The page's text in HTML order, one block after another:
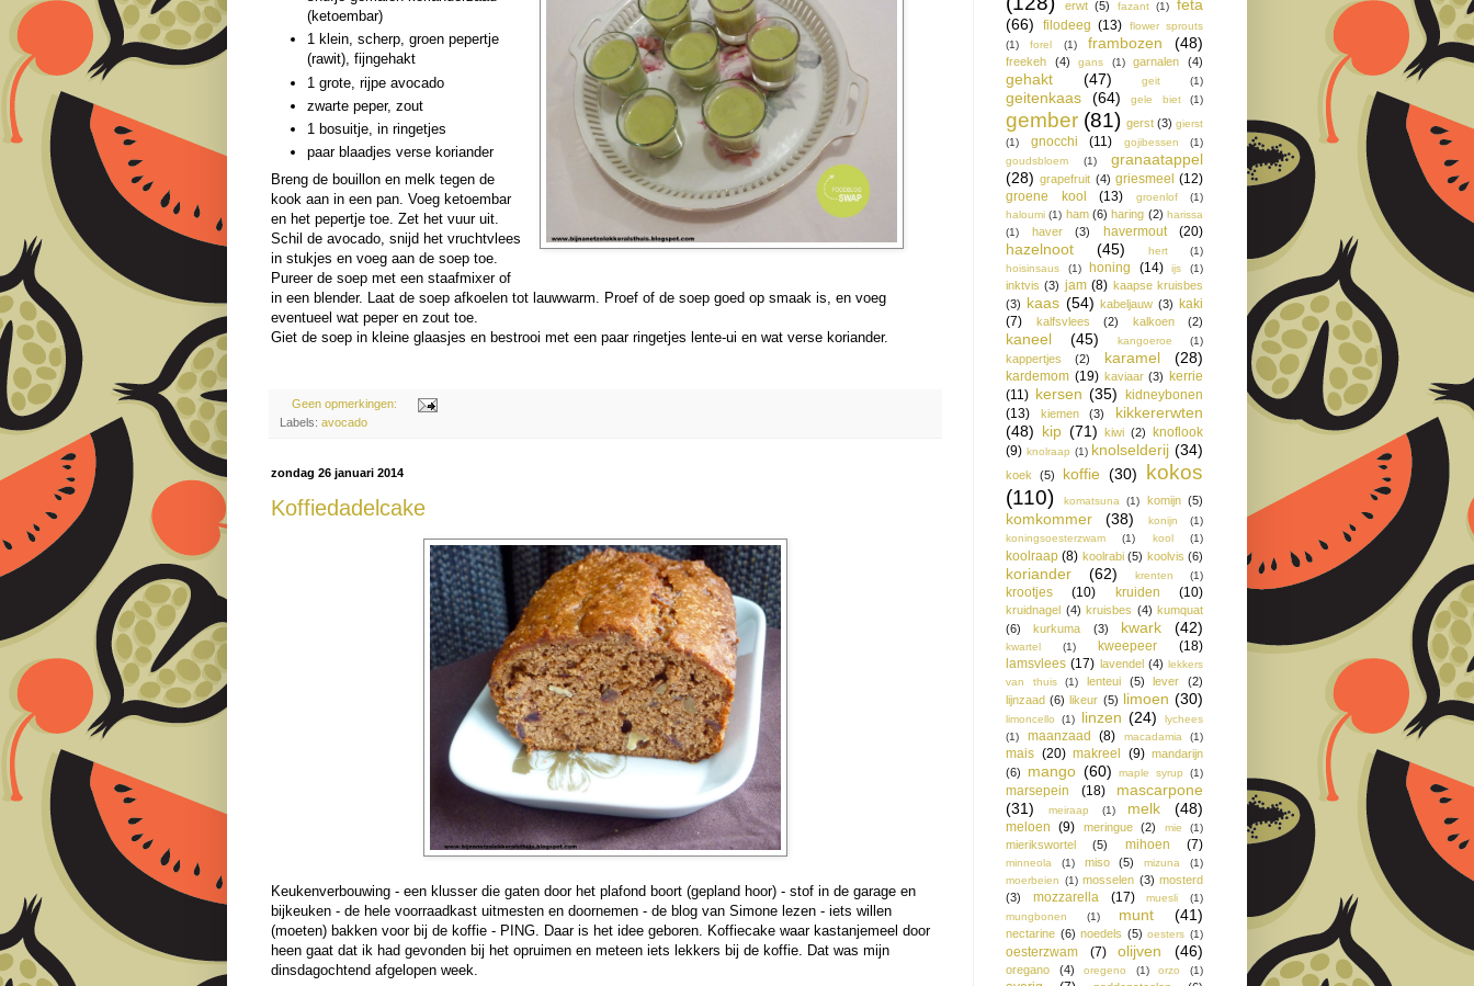
(ketoembar)
1 klein, scherp, groen pepertje
(rawit), fijngehakt
1 grote, rijpe avocado
zwarte peper, zout
1 bosuitje, in ringetjes
paar blaadjes verse koriander
Breng de bouillon en melk tegen de
kook aan in een pan. Voeg ketoembar
en het pepertje toe. Zet het vuur uit.
Schil de avocado, snijd het vruchtvlees
in stukjes en voeg aan de soep toe.
Pureer de soep met een staafmixer of
in een blender. Laat de soep afkoelen tot lauwwarm. Proef of de soep goed op smaak is, en voeg
eventueel wat peper en zout toe.
Giet de soep in kleine glaasjes en bestrooi met een paar ringetjes lente-ui en wat verse koriander.
Geen opmerkingen:
Labels: avocado
zondag 26 januari 2014
Koffiedadelcake
Keukenverbouwing - een klusser die gaten door het plafond boort (gepland hoor) - stof in de garage en
bijkeuken - de hele voorraadkast uitmesten en doornemen - de blog van Simone lezen - iets willen
(moeten) bakken voor bij de koffie - PING. Daar is het idee geboren. Koffiecake waar kastanjemeel door
heen gaat dat ik had gevonden bij het opruimen en meteen iets lekkers bij de koffie. Dat was mijn
dinsdagochtend afgelopen week.
erwt (5) fazant (1)
feta
(66)
filodeeg (13)
flower sprouts
(1)
forel (1) frambozen (48)
freekeh (4) gans (1) garnalen (4)
gehakt (47) geit (1)
geitenkaas (64) gele biet (1)
gember (81) gerst (3) gierst
(1)
gnocchi (11) gojibessen
(1)
goudsbloem
(1)
granaatappel
(28) grapefruit (4) griesmeel (12)
groene kool
(13) groenlof
(1)
haloumi (1) ham (6) haring (2) harissa
(1)
haver (3) havermout (20)
hazelnoot (45) hert
(1)
hoisinsaus
(1) honing (14) ijs (1)
inktvis (3) jam (8) kaapse kruisbes
(3) kaas (54) kabeljauw (3) kaki
(7)
kalfsvlees (2) kalkoen (2)
kaneel (45) kangoeroe (1)
kappertjes (2) karamel (28)
kardemom (19) kaviaar (3) kerrie
(11) kersen (35) kidneybonen
(13)
kiemen (3)
kikkererwten
(48) kip (71) kiwi (2) knoflook
(9) knolraap (1) knolselderij (34)
koek (5) koffie (30)
kokos
(110)
komatsuna (1) komijn (5)
komkommer (38) konijn
(1)
koningsoesterzwam
(1) kool (1)
koolraap (8) koolrabi (5) koolvis (6)
koriander (62) krenten (1)
krootjes (10) kruiden (10)
kruidnagel (4) kruisbes (4) kumquat
(6)
kurkuma (3) kwark (42)
kwartel (1) kweepeer
(18)
lamsvlees (17) lavendel (4) lekkers
van thuis
(1) lenteui (5) lever
(2)
lijnzaad (6) likeur (5) limoen (30)
limoncello (1) linzen (24)
lychees
(1)
maanzaad (8) macadamia (1)
mais (20) makreel (9) mandarijn
(6)
mango (60) maple syrup (1)
marsepein (18)
mascarpone
(31)
meiraap (1) melk (48)
meloen (9) meringue (2) mie (1)
mierikswortel (5) mihoen (7)
minneola (1) miso (5) mizuna
(1)
moerbeien (1) mosselen (3) mosterd
(3)
mozzarella (17) muesli
(1)
mungbonen
(1) munt (41)
nectarine (6) noedels (5) oesters (1)
oesterzwam (7) olijven (46)
oregano (4) oregeno (1) orzo (1)